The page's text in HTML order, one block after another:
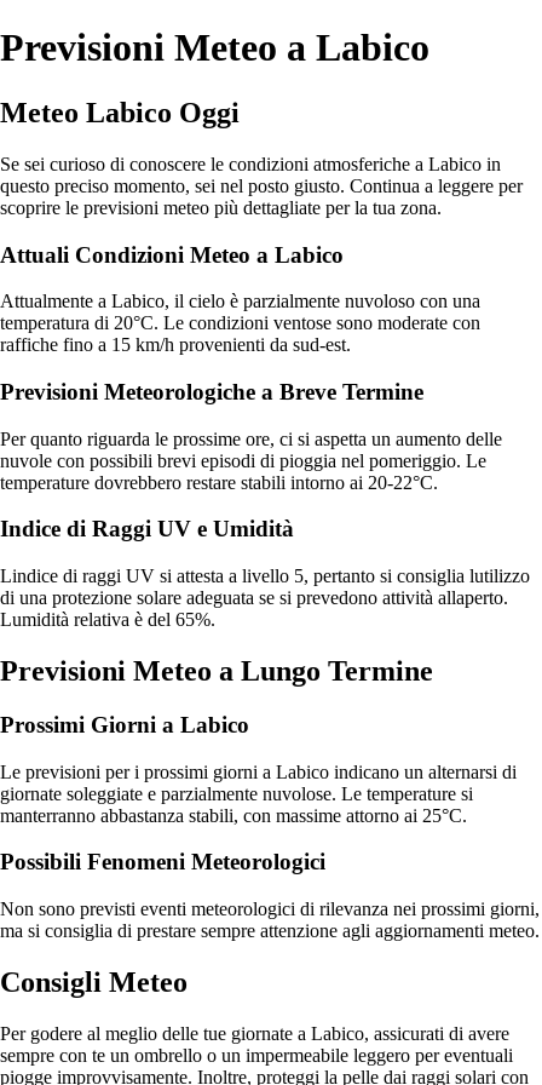
Previsioni Meteo a Labico
Meteo Labico Oggi
Se sei curioso di conoscere le condizioni atmosferiche a Labico in
questo preciso momento, sei nel posto giusto. Continua a leggere per
scoprire le previsioni meteo più dettagliate per la tua zona.
Attuali Condizioni Meteo a Labico
Attualmente a Labico, il cielo è parzialmente nuvoloso con una
temperatura di 20°C. Le condizioni ventose sono moderate con
raffiche fino a 15 km/h provenienti da sud-est.
Previsioni Meteorologiche a Breve Termine
Per quanto riguarda le prossime ore, ci si aspetta un aumento delle
nuvole con possibili brevi episodi di pioggia nel pomeriggio. Le
temperature dovrebbero restare stabili intorno ai 20-22°C.
Indice di Raggi UV e Umidità
Lindice di raggi UV si attesta a livello 5, pertanto si consiglia lutilizzo
di una protezione solare adeguata se si prevedono attività allaperto.
Lumidità relativa è del 65%.
Previsioni Meteo a Lungo Termine
Prossimi Giorni a Labico
Le previsioni per i prossimi giorni a Labico indicano un alternarsi di
giornate soleggiate e parzialmente nuvolose. Le temperature si
manterranno abbastanza stabili, con massime attorno ai 25°C.
Possibili Fenomeni Meteorologici
Non sono previsti eventi meteorologici di rilevanza nei prossimi giorni,
ma si consiglia di prestare sempre attenzione agli aggiornamenti meteo.
Consigli Meteo
Per godere al meglio delle tue giornate a Labico, assicurati di avere
sempre con te un ombrello o un impermeabile leggero per eventuali
piogge improvvisamente. Inoltre, proteggi la pelle dai raggi solari con